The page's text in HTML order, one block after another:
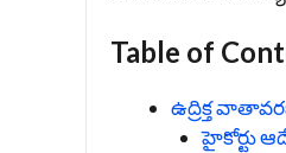
Table of
ఉద్రిక్త
హైకోర్టు